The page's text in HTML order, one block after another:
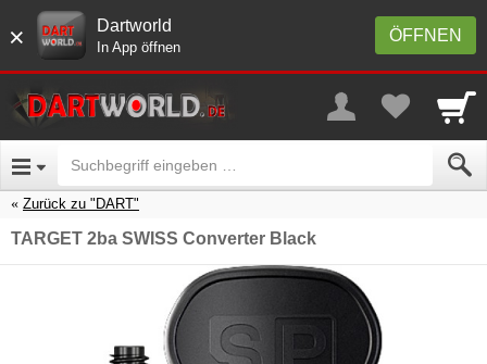
× ÖFFNEN
Dartworld
In App öffnen
Zurück zu "DART"
TARGET 2ba SWISS Converter Black